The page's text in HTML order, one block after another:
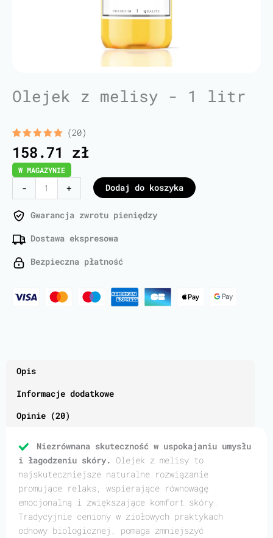
Olejek z melisy - 1 litr
Oceniony
5.00na 5
na
podstawie
20
ocen
klientów
(20)
158.71 zł
W MAGAZYNIE
-
Lemon
Balm
-
Liter
+ Dodaj do koszyka
Gwarancja zwrotu pieniędzy
Dostawa ekspresowa
Bezpieczna płatność
Opis
Informacje dodatkowe
Opinie (20)
Niezrównana skuteczność w uspokajaniu umysłu
i łagodzeniu skóry. Olejek z melisy to
najskuteczniejsze naturalne rozwiązanie
promujące relaks, wspierające równowagę
emocjonalną i zwiększające komfort skóry.
Tradycyjnie ceniony w ziołowych praktykach
odnowy biologicznej, pomaga zmniejszyć